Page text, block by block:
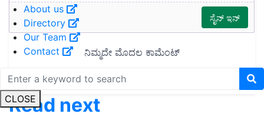
About us
Directory
Our Team
Contact
CLOSE
Read next